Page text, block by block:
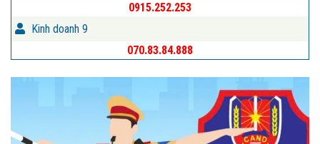
0915.252.253
Kinh doanh 9
070.83.84.888